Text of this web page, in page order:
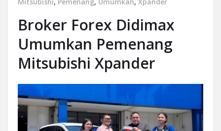
Broker Forex Didimax
Umumkan Pemenang
Mitsubishi Xpander